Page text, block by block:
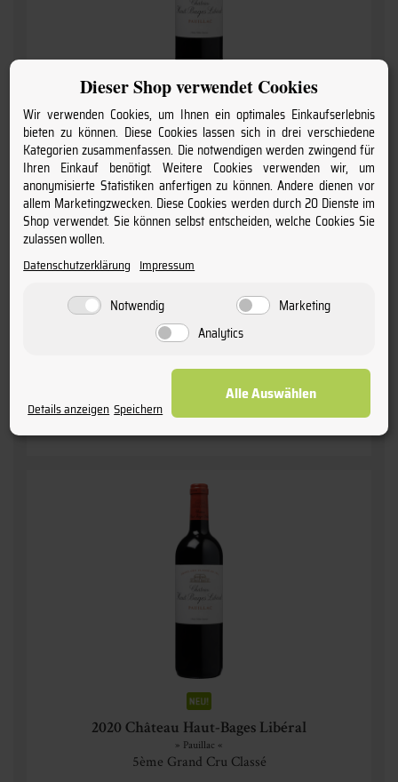
2020 Château Haut-Bages Libéral
» Pauillac «
5ème Grand Cru Classé
€57,00
inkl. MwSt. / zzgl.
ab 12 Fl. 57,00 €(76,00 € pro l)
2020 Château Haut-Bages Libéral
» Pauillac «
5ème Grand Cru Classé
Dieser Shop verwendet Cookies
Wir verwenden Cookies, um Ihnen ein optimales Einkaufserlebnis
bieten zu können. Diese Cookies lassen sich in drei verschiedene
Kategorien zusammenfassen. Die notwendigen werden zwingend für
Ihren Einkauf benötigt. Weitere Cookies verwenden wir, um
anonymisierte Statistiken anfertigen zu können. Andere dienen vor
allem Marketingzwecken. Diese Cookies werden durch 20 Dienste im
Shop verwendet. Sie können selbst entscheiden, welche Cookies Sie
zulassen wollen.
Datenschutzerklärung Impressum
Notwendig
Marketing
Analytics
Details anzeigen Speichern
Alle Auswählen